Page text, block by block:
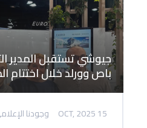
جيوشي تستقبل المدير
باص وورلد خلال اختتام
15 OCT, 2025 وجودنا